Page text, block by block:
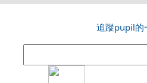
追蹤pupil的